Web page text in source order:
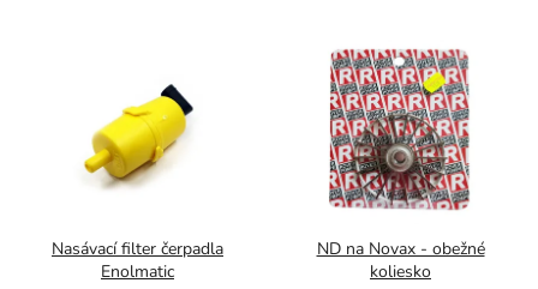
Nasávací filter čerpadla
Enolmatic
ND na Novax - obežné
koliesko